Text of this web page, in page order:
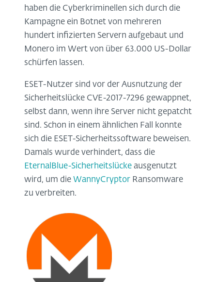
haben die Cyberkriminellen sich durch die
Kampagne ein Botnet von mehreren
hundert infizierten Servern aufgebaut und
Monero im Wert von über 63.000 US-Dollar
schürfen lassen.
ESET-Nutzer sind vor der Ausnutzung der
Sicherheitslücke CVE-2017-7296 gewappnet,
selbst dann, wenn ihre Server nicht gepatcht
sind. Schon in einem ähnlichen Fall konnte
sich die ESET-Sicherheitssoftware beweisen.
Damals wurde verhindert, dass die
EternalBlue-Sicherheitslücke ausgenutzt
wird, um die WannyCryptor Ransomware
zu verbreiten.